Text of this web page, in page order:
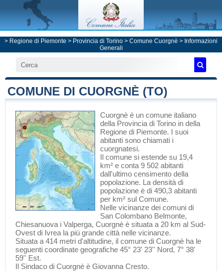
> Regione di Piemonte > Provincia di Torino > Comune Cuorgnè > Informazioni
Generali
COMUNE DI CUORGNÈ (TO)
Cuorgnè è un comune italiano
della Provincia di Torino in della
Regione di Piemonte. I suoi
abitanti sono chiamati i
cuorgnatesi.
Il comune si estende su 19,4
km² e conta 9 502 abitanti
dall'ultimo censimento della
popolazione. La densità di
popolazione è di 490,3 abitanti
per km² sul Comune.
Nelle vicinanze dei comuni di
San Colombano Belmonte,
Chiesanuova i Valperga, Cuorgnè è situata a 20 km al Sud-
Ovest di Ivrea la più grande città nelle vicinanze.
Situata a 414 metri d'altitudine, il comune di Cuorgnè ha le
seguenti coordinate geografiche 45° 23' 23'' Nord, 7° 38'
59'' Est.
Il Sindaco di Cuorgnè è Giovanna Cresto.